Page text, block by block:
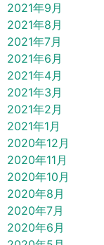
2021年9月
2021年8月
2021年7月
2021年6月
2021年4月
2021年3月
2021年2月
2021年1月
2020年12月
2020年11月
2020年10月
2020年8月
2020年7月
2020年6月